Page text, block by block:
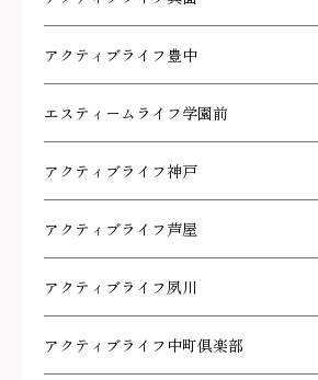
アクティブライフ豊中
エスティームライフ学園前
アクティブライフ神戸
アクティブライフ芦屋
アクティブライフ夙川
アクティブライフ中町倶楽部